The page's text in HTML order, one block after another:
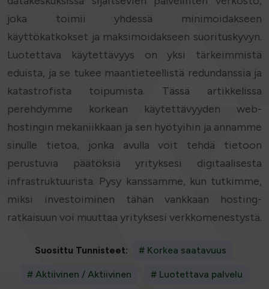
joka toimii yhdessä minimoidakseen
käyttökatkokset ja maksimoidakseen suorituskyvyn.
Luotettava käytettävyys on yksi tärkeimmistä
eduista, ja se tukee maantieteellistä redundanssia ja
katastrofista toipumista. Tässä artikkelissa
perehdymme korkean käytettävyyden web-
hostingin mekaniikkaan ja sen hyötyihin ja annamme
sinulle tietoa, jonka avulla voit tehdä tietoon
perustuvia päätöksiä yrityksesi digitaalisesta
infrastruktuurista. Pysy kanssamme, kun tutkimme,
miksi investoiminen tähän vankkaan hosting-
ratkaisuun voi muuttaa yrityksesi verkkomenestystä.
Suosittu Tunnisteet: # Korkea saatavuus
# Aktiivinen / Aktiivinen # Luotettava palvelu